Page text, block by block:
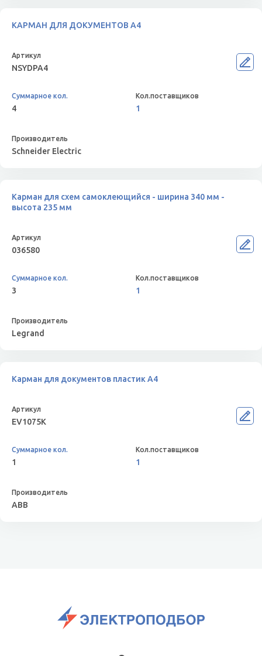
КАРМАН ДЛЯ ДОКУМЕНТОВ А4
NSYDPA4
4 1
Schneider Electric
Карман для схем самоклеющийся - ширина 340 мм -
высота 235 мм
036580
3 1
Legrand
Карман для документов пластик A4
EV1075K
1 1
ABB